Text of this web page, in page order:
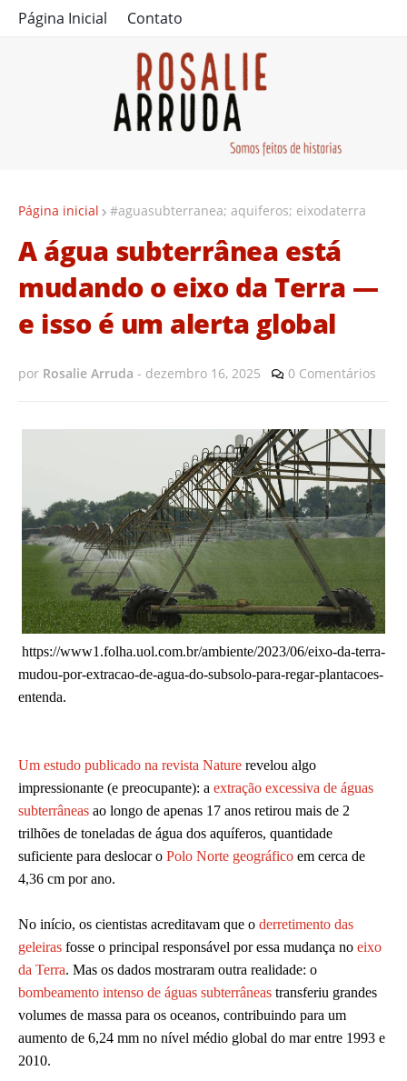
Página Inicial Contato
Página inicial #aguasubterranea; aquiferos; eixodaterra
A água subterrânea está
mudando o eixo da Terra —
e isso é um alerta global
por Rosalie Arruda - dezembro 16, 2025 0 Comentários
https://www1.folha.uol.com.br/ambiente/2023/06/eixo-da-terra-
mudou-por-extracao-de-agua-do-subsolo-para-regar-plantacoes-
entenda.
Um estudo publicado na revista Nature revelou algo
impressionante (e preocupante): a extração excessiva de águas
subterrâneas ao longo de apenas 17 anos retirou mais de 2
trilhões de toneladas de água dos aquíferos, quantidade
suficiente para deslocar o Polo Norte geográfico em cerca de
4,36 cm por ano.
No início, os cientistas acreditavam que o derretimento das
geleiras fosse o principal responsável por essa mudança no eixo
da Terra. Mas os dados mostraram outra realidade: o
bombeamento intenso de águas subterrâneas transferiu grandes
volumes de massa para os oceanos, contribuindo para um
aumento de 6,24 mm no nível médio global do mar entre 1993 e
2010.